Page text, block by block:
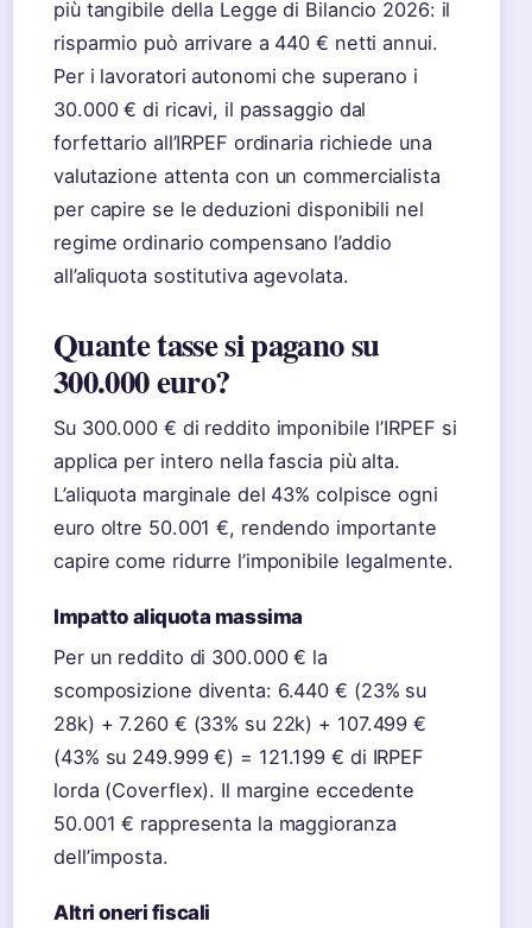
più tangibile della Legge di Bilancio 2026: il
risparmio può arrivare a 440 € netti annui.
Per i lavoratori autonomi che superano i
30.000 € di ricavi, il passaggio dal
forfettario all’IRPEF ordinaria richiede una
valutazione attenta con un commercialista
per capire se le deduzioni disponibili nel
regime ordinario compensano l’addio
all’aliquota sostitutiva agevolata.
Quante tasse si pagano su
300.000 euro?
Su 300.000 € di reddito imponibile l’IRPEF si
applica per intero nella fascia più alta.
L’aliquota marginale del 43% colpisce ogni
euro oltre 50.001 €, rendendo importante
capire come ridurre l’imponibile legalmente.
Impatto aliquota massima
Per un reddito di 300.000 € la
scomposizione diventa: 6.440 € (23% su
28k) + 7.260 € (33% su 22k) + 107.499 €
(43% su 249.999 €) = 121.199 € di IRPEF
lorda (Coverflex). Il margine eccedente
50.001 € rappresenta la maggioranza
dell’imposta.
Altri oneri fiscali